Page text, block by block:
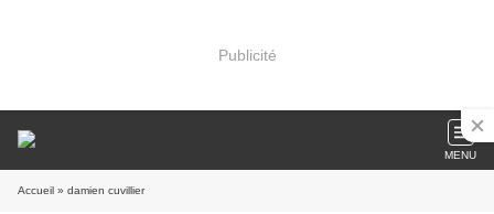
Publicité
MENU
Accueil » damien cuvillier